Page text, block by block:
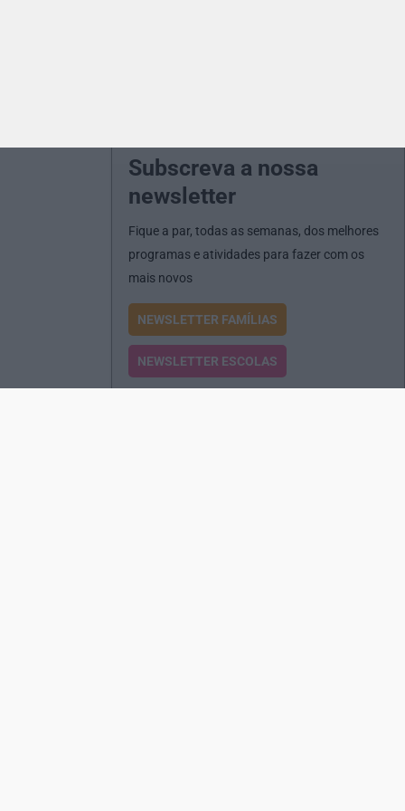
Subscreva a nossa
newsletter
Fique a par, todas as semanas, dos melhores
programas e atividades para fazer com os
mais novos
NEWSLETTER FAMÍLIAS
NEWSLETTER ESCOLAS